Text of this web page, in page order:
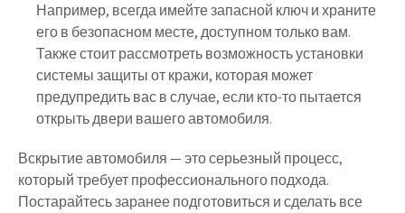
Например, всегда имейте запасной ключ и храните
его в безопасном месте, доступном только вам.
Также стоит рассмотреть возможность установки
системы защиты от кражи, которая может
предупредить вас в случае, если кто-то пытается
открыть двери вашего автомобиля.
Вскрытие автомобиля — это серьезный процесс,
который требует профессионального подхода.
Постарайтесь заранее подготовиться и сделать все